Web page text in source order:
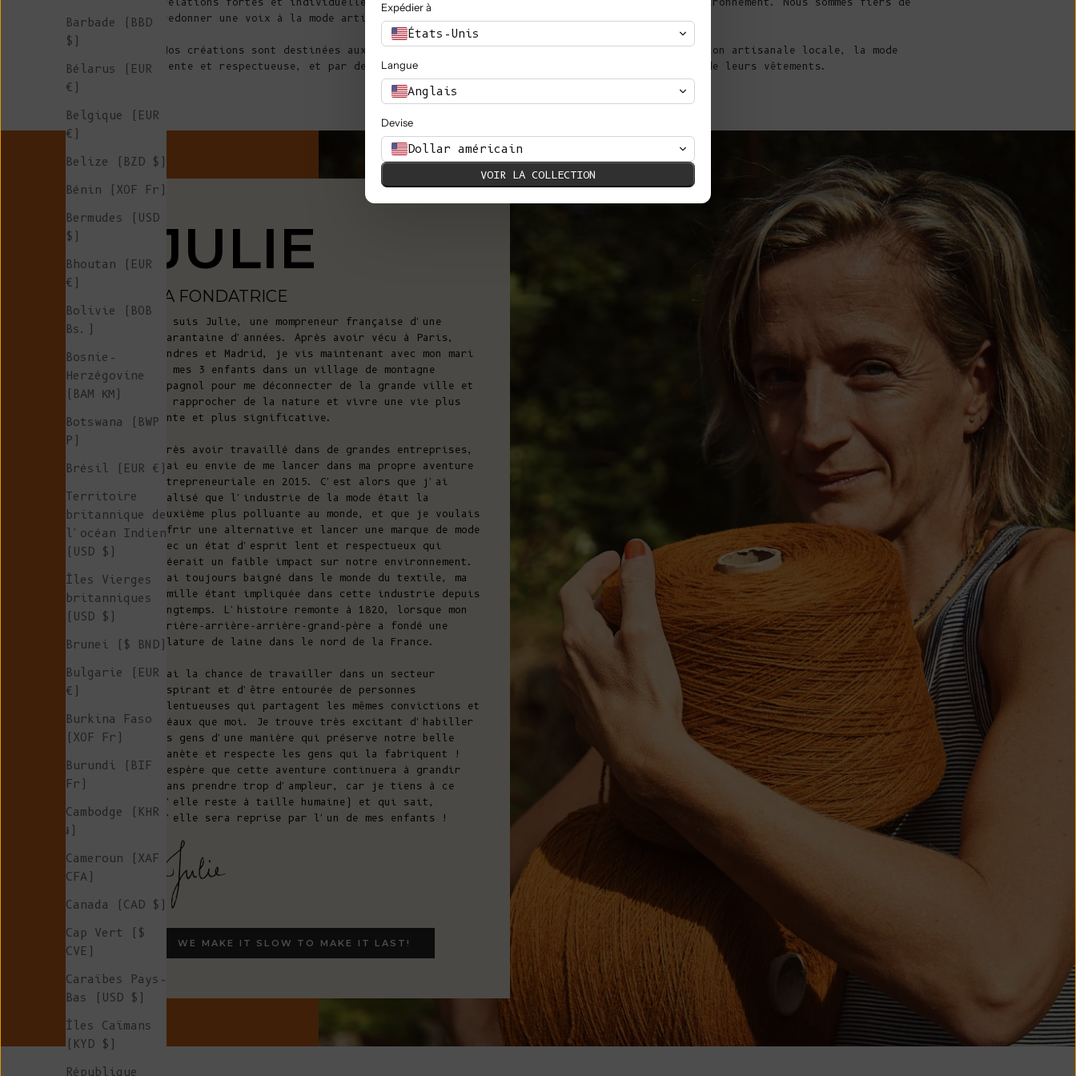
République
centrafricaine
(XAF CFA)
Tchad (XAF
CFA)
Chili (EUR €)
Chine (CNY ¥)
Île Christmas
(AUD $)
Îles Cocos
(Keeling) (AUD
Colombie (EUR
Comores (KMF
Congo -
Brazzaville
(XAF CFA)
Congo -
Kinshasa (CDF
Fr)
Îles Cook (NZD
$)
Costa Rica
(CRC ₡)
Côte d'Ivoire
(XOF Fr)
Croatie (EUR
€)
Djibouti (DJF
Barbade (BBD
$)
Bélarus (EUR
€)
Belgique (EUR
€)
Belize (BZD $)
Bénin (XOF Fr)
Bermudes (USD
$)
Bhoutan (EUR
€)
Bolivie (BOB
Bs.)
Bosnie-
Herzégovine
(BAM КМ)
Botswana (BWP
P)
Brésil (EUR €)
Territoire
britannique de
l'océan Indien
(USD $)
Îles Vierges
britanniques
(USD $)
Brunei ($ BND)
Bulgarie (EUR
€)
Burkina Faso
(XOF Fr)
Burundi (BIF
Fr)
Cambodge (KHR
៛)
Cameroun (XAF
CFA)
Canada (CAD $)
Cap Vert ($
CVE)
Caraïbes Pays-
Bas (USD $)
Îles Caïmans
(KYD $)
République
redonner une voix à la mode artisanale locale.
Nos créations sont destinées aux femmes et aux hommes qui sont séduits par la production artisanale locale, la mode
lente et respectueuse, et par des histoires des mains cachées derrière la confection de leurs vêtements.
JULIE
LA FONDATRICE
Je suis Julie, une mompreneur française d'une
quarantaine d'années. Après avoir vécu à Paris,
Londres et Madrid, je vis maintenant avec mon mari
et mes 3 enfants dans un village de montagne
espagnol pour me déconnecter de la grande ville et
me rapprocher de la nature et vivre une vie plus
lente et plus significative.
Après avoir travaillé dans de grandes entreprises,
j'ai eu envie de me lancer dans ma propre aventure
entrepreneuriale en 2015. C'est alors que j'ai
réalisé que l'industrie de la mode était la
deuxième plus polluante au monde, et que je voulais
offrir une alternative et lancer une marque de mode
avec un état d'esprit lent et respectueux qui
créerait un faible impact sur notre environnement.
J'ai toujours baigné dans le monde du textile, ma
famille étant impliquée dans cette industrie depuis
longtemps. L'histoire remonte à 1820, lorsque mon
arrière-arrière-arrière-grand-père a fondé une
filature de laine dans le nord de la France.
J'ai la chance de travailler dans un secteur
inspirant et d'être entourée de personnes
talentueuses qui partagent les mêmes convictions et
idéaux que moi. Je trouve très excitant d'habiller
les gens d'une manière qui préserve notre belle
planète et respecte les gens qui la fabriquent !
J'espère que cette aventure continuera à grandir
(sans prendre trop d'ampleur, car je tiens à ce
qu'elle reste à taille humaine) et qui sait,
qu'elle sera reprise par l'un de mes enfants !
WE MAKE IT SLOW TO MAKE IT LAST!
Expédier à
États-Unis
Langue
Anglais
Devise
Dollar américain
VOIR LA COLLECTION